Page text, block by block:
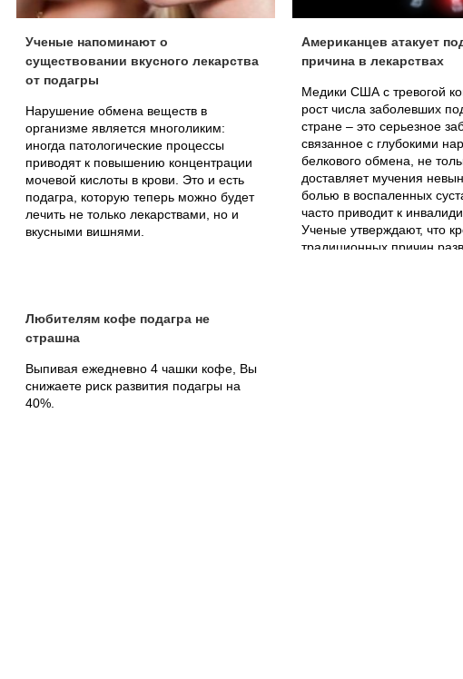
Ученые напоминают о
существовании вкусного лекарства
от подагры
Нарушение обмена веществ в
организме является многоликим:
иногда патологические процессы
приводят к повышению концентрации
мочевой кислоты в крови. Это и есть
подагра, которую теперь можно будет
лечить не только лекарствами, но и
вкусными вишнями.
Американцев атакует
причина в лекарствах
Медики США с тревогой
рост числа заболевших
стране – это серьезное
связанное с глубокими
белкового обмена, не
доставляет мучения
болью в воспаленных
часто приводит к
Ученые утверждают, что
традиционных причин
Любителям кофе подагра не
страшна
Выпивая ежедневно 4 чашки кофе, Вы
снижаете риск развития подагры на
40%.